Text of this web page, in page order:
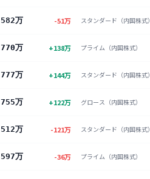
582万 -51万 スタンダード（内国株式）
770万 +138万 プライム（内国株式）
777万 +144万 スタンダード（内国株式）
755万 +122万 グロース（内国株式）
512万 -121万 スタンダード（内国株式）
597万 -36万 プライム（内国株式）